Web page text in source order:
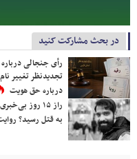
در بحث مشارکت کنید
رأی جنجالی
تجدیدنظر تغییر
درباره حق هویت
راز ۱۵ روز
به قتل رسید؟